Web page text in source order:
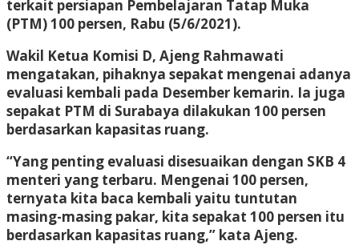
terkait persiapan Pembelajaran Tatap Muka
(PTM) 100 persen, Rabu (5/6/2021).
Wakil Ketua Komisi D, Ajeng Rahmawati
mengatakan, pihaknya sepakat mengenai adanya
evaluasi kembali pada Desember kemarin. Ia juga
sepakat PTM di Surabaya dilakukan 100 persen
berdasarkan kapasitas ruang.
“Yang penting evaluasi disesuaikan dengan SKB 4
menteri yang terbaru. Mengenai 100 persen,
ternyata kita baca kembali yaitu tuntutan
masing-masing pakar, kita sepakat 100 persen itu
berdasarkan kapasitas ruang,” kata Ajeng.